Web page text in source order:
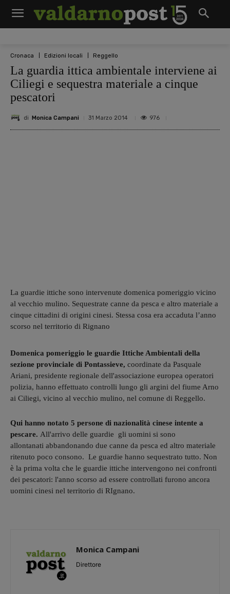
Cronaca Edizioni locali Reggello
La guardia ittica ambientale interviene ai
Ciliegi e sequestra materiale a cinque
pescatori
di Monica Campani 31 Marzo 2014 976
La guardie ittiche sono intervenute domenica pomeriggio vicino
al vecchio mulino. Sequestrate canne da pesca e altro materiale a
cinque cittadini di origini cinesi. Stessa cosa era accaduta l’anno
scorso nel territorio di Rignano
Domenica pomeriggio le guardie Ittiche Ambientali della
sezione provinciale di Pontassieve, coordinate da Pasquale
Ariani, presidente regionale dell'associazione europea operatori
polizia, hanno effettuato controlli lungo gli argini del fiume Arno
ai Ciliegi, vicino al vecchio mulino, nel comune di Reggello.
Qui hanno notato 5 persone di nazionalità cinese intente a
pescare. All'arrivo delle guardie gli uomini si sono
allontanati abbandonando due canne da pesca ed altro materiale
ritenuto poco consono. Le guardie hanno sequestrato tutto. Non
è la prima volta che le guardie ittiche intervengono nei confronti
dei pescatori: l'anno scorso ad essere controllati furono ancora
uomini cinesi nel territorio di RIgnano.
Monica Campani
Direttore